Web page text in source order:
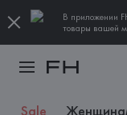
В приложении
товары вашей
Sale